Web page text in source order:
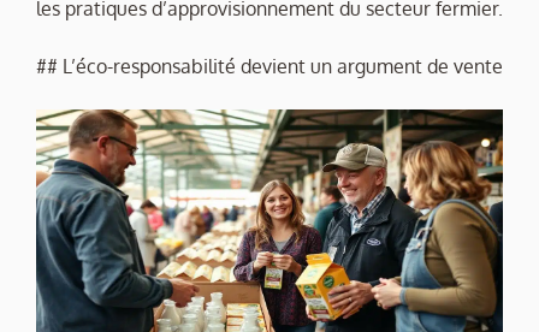
les pratiques d’approvisionnement du secteur fermier.
## L’éco-responsabilité devient un argument de vente